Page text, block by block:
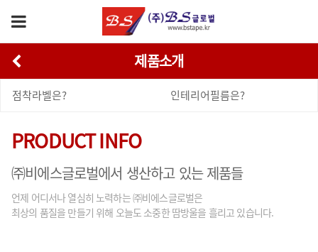
제품소개
점착라벨은? 인테리어필름은?
PRODUCT INFO
㈜비에스글로벌에서 생산하고 있는 제품들
언제 어디서나 열심히 노력하는 ㈜비에스글로벌은
최상의 품질을 만들기 위해 오늘도 소중한 땀방울을 흘리고 있습니다.